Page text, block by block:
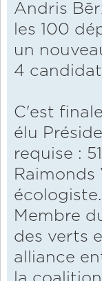
Andris
les 100
un
4
C'est
élu
requise :
Raimonds
écologiste.
Membre
des verts
alliance